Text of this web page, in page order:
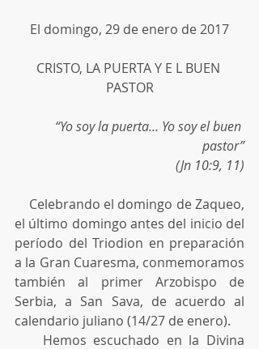
El domingo, 29 de enero de 2017
CRISTO, LA PUERTA Y E L BUEN
PASTOR
“Yo soy la puerta… Yo soy el buen
pastor”
(Jn 10:9, 11)
el último domingo antes del inicio del
período del Triodion en preparación
a la Gran Cuaresma, conmemoramos
también al primer Arzobispo de
Serbia, a San Sava, de acuerdo al
calendario juliano (14/27 de enero).